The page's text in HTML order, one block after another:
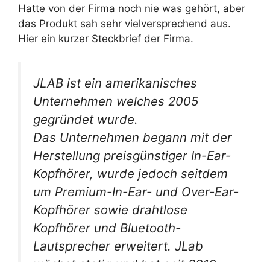
Hatte von der Firma noch nie was gehört, aber
das Produkt sah sehr vielversprechend aus.
Hier ein kurzer Steckbrief der Firma.
JLAB ist ein amerikanisches
Unternehmen welches 2005
gegründet wurde.
Das Unternehmen begann mit der
Herstellung preisgünstiger In-Ear-
Kopfhörer, wurde jedoch seitdem
um Premium-In-Ear- und Over-Ear-
Kopfhörer sowie drahtlose
Kopfhörer und Bluetooth-
Lautsprecher erweitert. JLab